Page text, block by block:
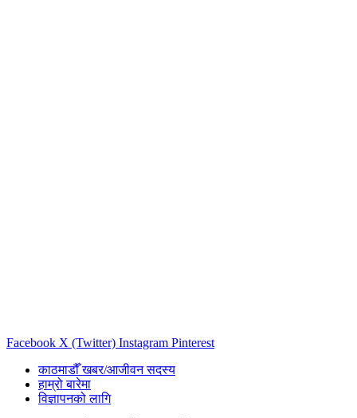
Facebook X (Twitter) Instagram Pinterest
काठमाडौँ खबर/आजीवन सदस्य
हाम्रो बारेमा
विज्ञापनको लागि